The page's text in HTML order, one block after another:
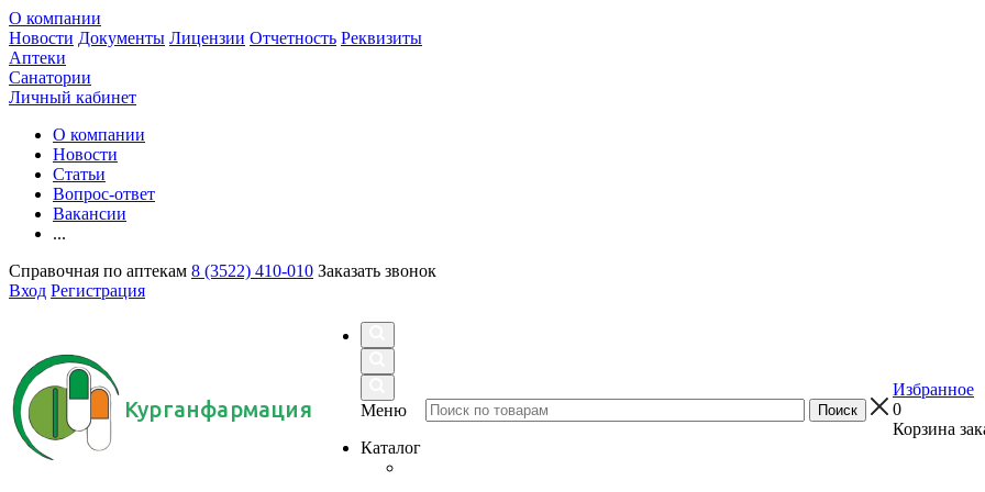
О компании
Новости Документы Лицензии Отчетность Реквизиты
Аптеки
Санатории
Личный кабинет
О компании
Новости
Статьи
Вопрос-ответ
Вакансии
...
Справочная по аптекам 8 (3522) 410-010 Заказать звонок
Вход Регистрация
Курганфармация
Меню
Каталог
Избранное
0
Корзина